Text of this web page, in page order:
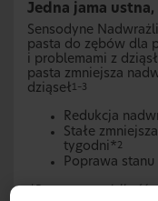
Jedna jama
Sensodyne
pasta do zębów dla
i problemami z
pasta zmniejsza
dziąseł 1–3
Redukcja
Stałe
tygodni* 2
Poprawa